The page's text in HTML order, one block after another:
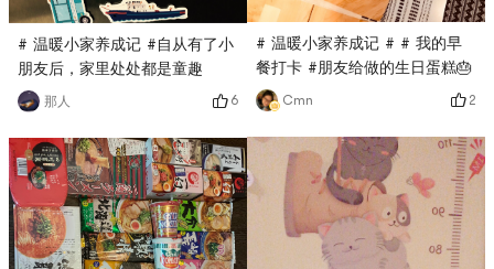
# 温暖小家养成记 #自从有了小
朋友后，家里处处都是童趣
那人 6
# 温暖小家养成记 # # 我的早
餐打卡 #朋友给做的生日蛋糕🎂
Cmn 2